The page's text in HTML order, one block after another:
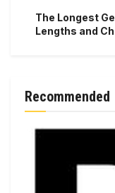
The Longest
Lengths and
Recommended